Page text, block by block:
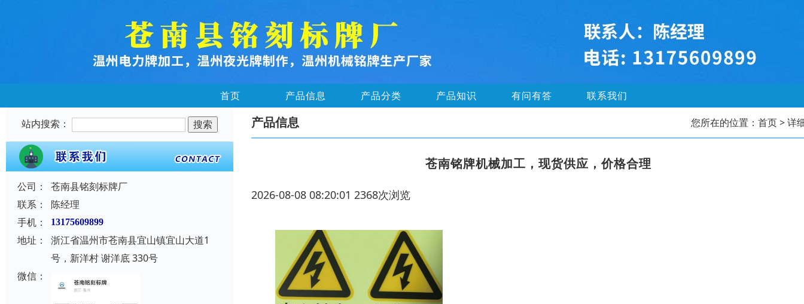
首页 产品信息 产品分类 产品知识 有问有答 联系我们
站内搜索：
公司：
苍南县铭刻标牌厂
联系：
陈经理
手机：
13175609899
地址：
浙江省温州市苍南县宜山镇宜山大道1
号，新洋村 谢洋底 330号
微信：
产品信息 您所在的位置： 首页> 详
苍南铭牌机械加工，现货供应，价格合理
2026-08-08 08:20:01 2368次浏览